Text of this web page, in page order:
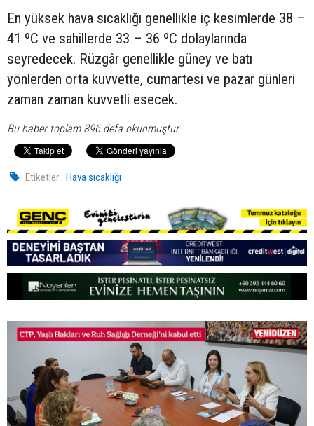
En yüksek hava sıcaklığı genellikle iç kesimlerde 38 –
41 ºC ve sahillerde 33 – 36 ºC dolaylarında
seyredecek. Rüzgâr genellikle güney ve batı
yönlerden orta kuvvette, cumartesi ve pazar günleri
zaman zaman kuvvetli esecek.
Bu haber toplam 896 defa okunmuştur
Etiketler : Hava sıcaklığı